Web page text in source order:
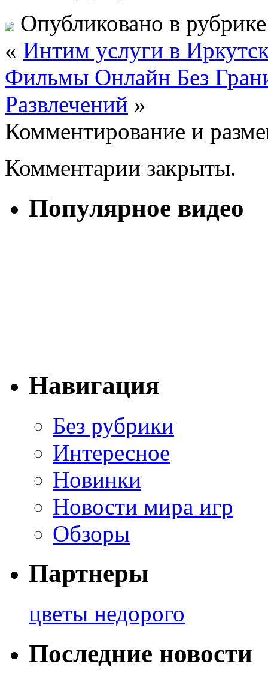
Опубликовано в
« Интим услуги в
Фильмы Онлайн Без
Развлечений »
Комментирование и
Комментарии закрыты.
Популярное видео
Навигация
Без рубрики
Интересное
Новинки
Новости мира игр
Обзоры
Партнеры
цветы недорого
Последние новости